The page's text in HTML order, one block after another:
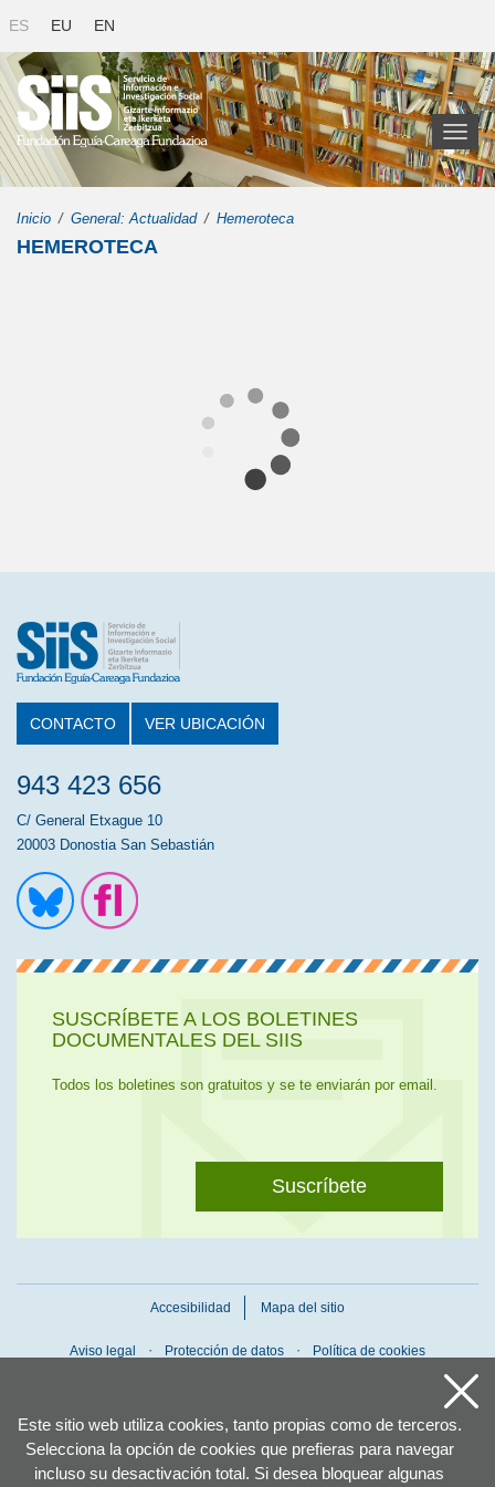
Este sitio web utiliza cookies, tanto propias como de terceros.
Selecciona la opción de cookies que prefieras para navegar
incluso su desactivación total. Si desea bloquear algunas
ES EU EN
Toggle
Inicio General: Actualidad Hemeroteca
HEMEROTECA
CONTACTO VER UBICACIÓN
943 423 656
C/ General Etxague 10
20003 Donostia San Sebastián
SUSCRÍBETE A LOS BOLETINES
DOCUMENTALES DEL SIIS
Todos los boletines son gratuitos y se te enviarán por email.
Suscríbete
Accesibilidad Mapa del sitio
Aviso legal Protección de datos Política de cookies